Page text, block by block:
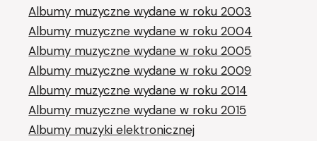
Albumy muzyczne wydane w roku 2003
Albumy muzyczne wydane w roku 2004
Albumy muzyczne wydane w roku 2005
Albumy muzyczne wydane w roku 2009
Albumy muzyczne wydane w roku 2014
Albumy muzyczne wydane w roku 2015
Albumy muzyki elektronicznej